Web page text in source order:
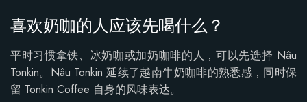
喜欢奶咖的人应该先喝什么？
平时习惯拿铁、冰奶咖或加奶咖啡的人，可以先选择 Nâu
Tonkin。Nâu Tonkin 延续了越南牛奶咖啡的熟悉感，同时保
留 Tonkin Coffee 自身的风味表达。